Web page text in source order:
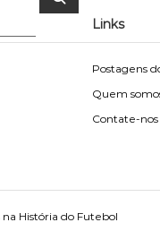
c
Links
Postagens
Quem
Contate-nos
na História do Futebol